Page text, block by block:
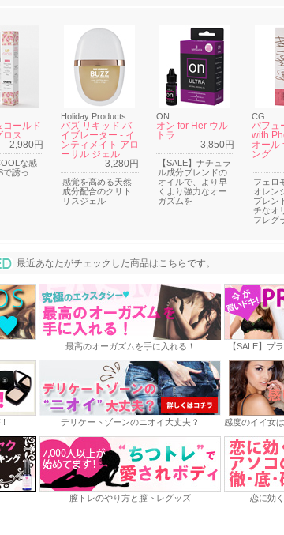
コールド
ロス
2,980円
な感
で誘っ
Holiday Products
バズ リキッド バ
イブレーター - イ
ンティメイト アロ
ーサル ジェル
3,280円
感覚を高める天然
成分配合のクリト
リスジェル
ON
オン for Her ウル
トラ
3,850円
【SALE】ナチュラ
ル成分ブレンドの
オイルで、より早
くより強力なオー
ガズムを
CG
パフュ
with
オール
ング
フェロ
オレン
ブレン
チなオ
フレグ
最近あなたがチェックした商品
最近あなたがチェックした商品はこちらです。
最高のオーガズムを手に入れる！ 【SALE】プ
デリケートゾーンのニオイ大丈夫？ 感度のイイ女
膣トレのやり方と膣トレグッズ 恋に効